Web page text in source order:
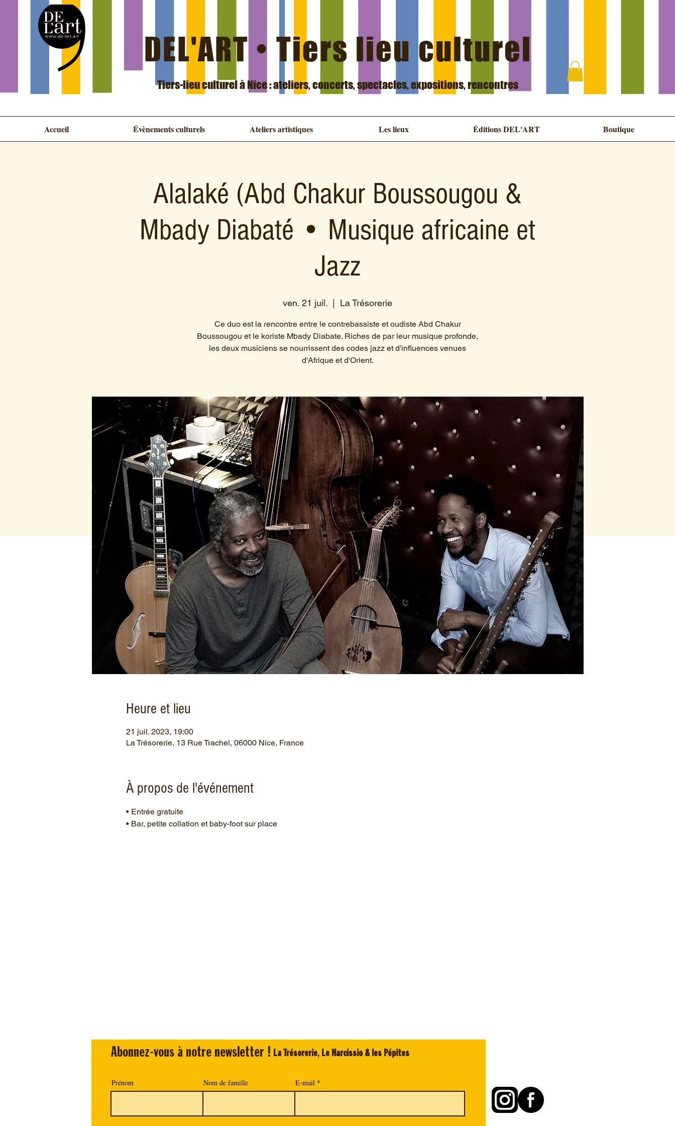
DEL'ART • Tiers lieu culturel
Tiers-lieu culturel à Nice : ateliers, concerts, spectacles, expositions, rencontres
Accueil Évènements culturels Ateliers artistiques Les lieux Éditions DEL'ART Boutique
Alalaké (Abd Chakur Boussougou &
Mbady Diabaté • Musique africaine et
Jazz
ven. 21 juil.
  |
La Trésorerie
Ce duo est la rencontre entre le contrebassiste et oudiste Abd Chakur
Boussougou et le koriste Mbady Diabate. Riches de par leur musique profonde,
les deux musiciens se nourrissent des codes jazz et d'influences venues
d'Afrique et d'Orient.
Heure et lieu
21 juil. 2023, 19:00
La Trésorerie, 13 Rue Trachel, 06000 Nice, France
À propos de l'événement
• Entrée gratuite
• Bar, petite collation et baby-foot sur place
Abonnez-vous à notre newsletter ! La Trésorerie, Le Narcissio & les Pépites
Prénom Nom de famille E-mail